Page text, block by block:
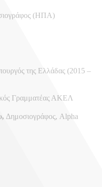
(ΗΠΑ)
της Ελλάδας (2015 –
Γραμματέας ΑΚΕΛ
Δημοσιογράφος, Alpha